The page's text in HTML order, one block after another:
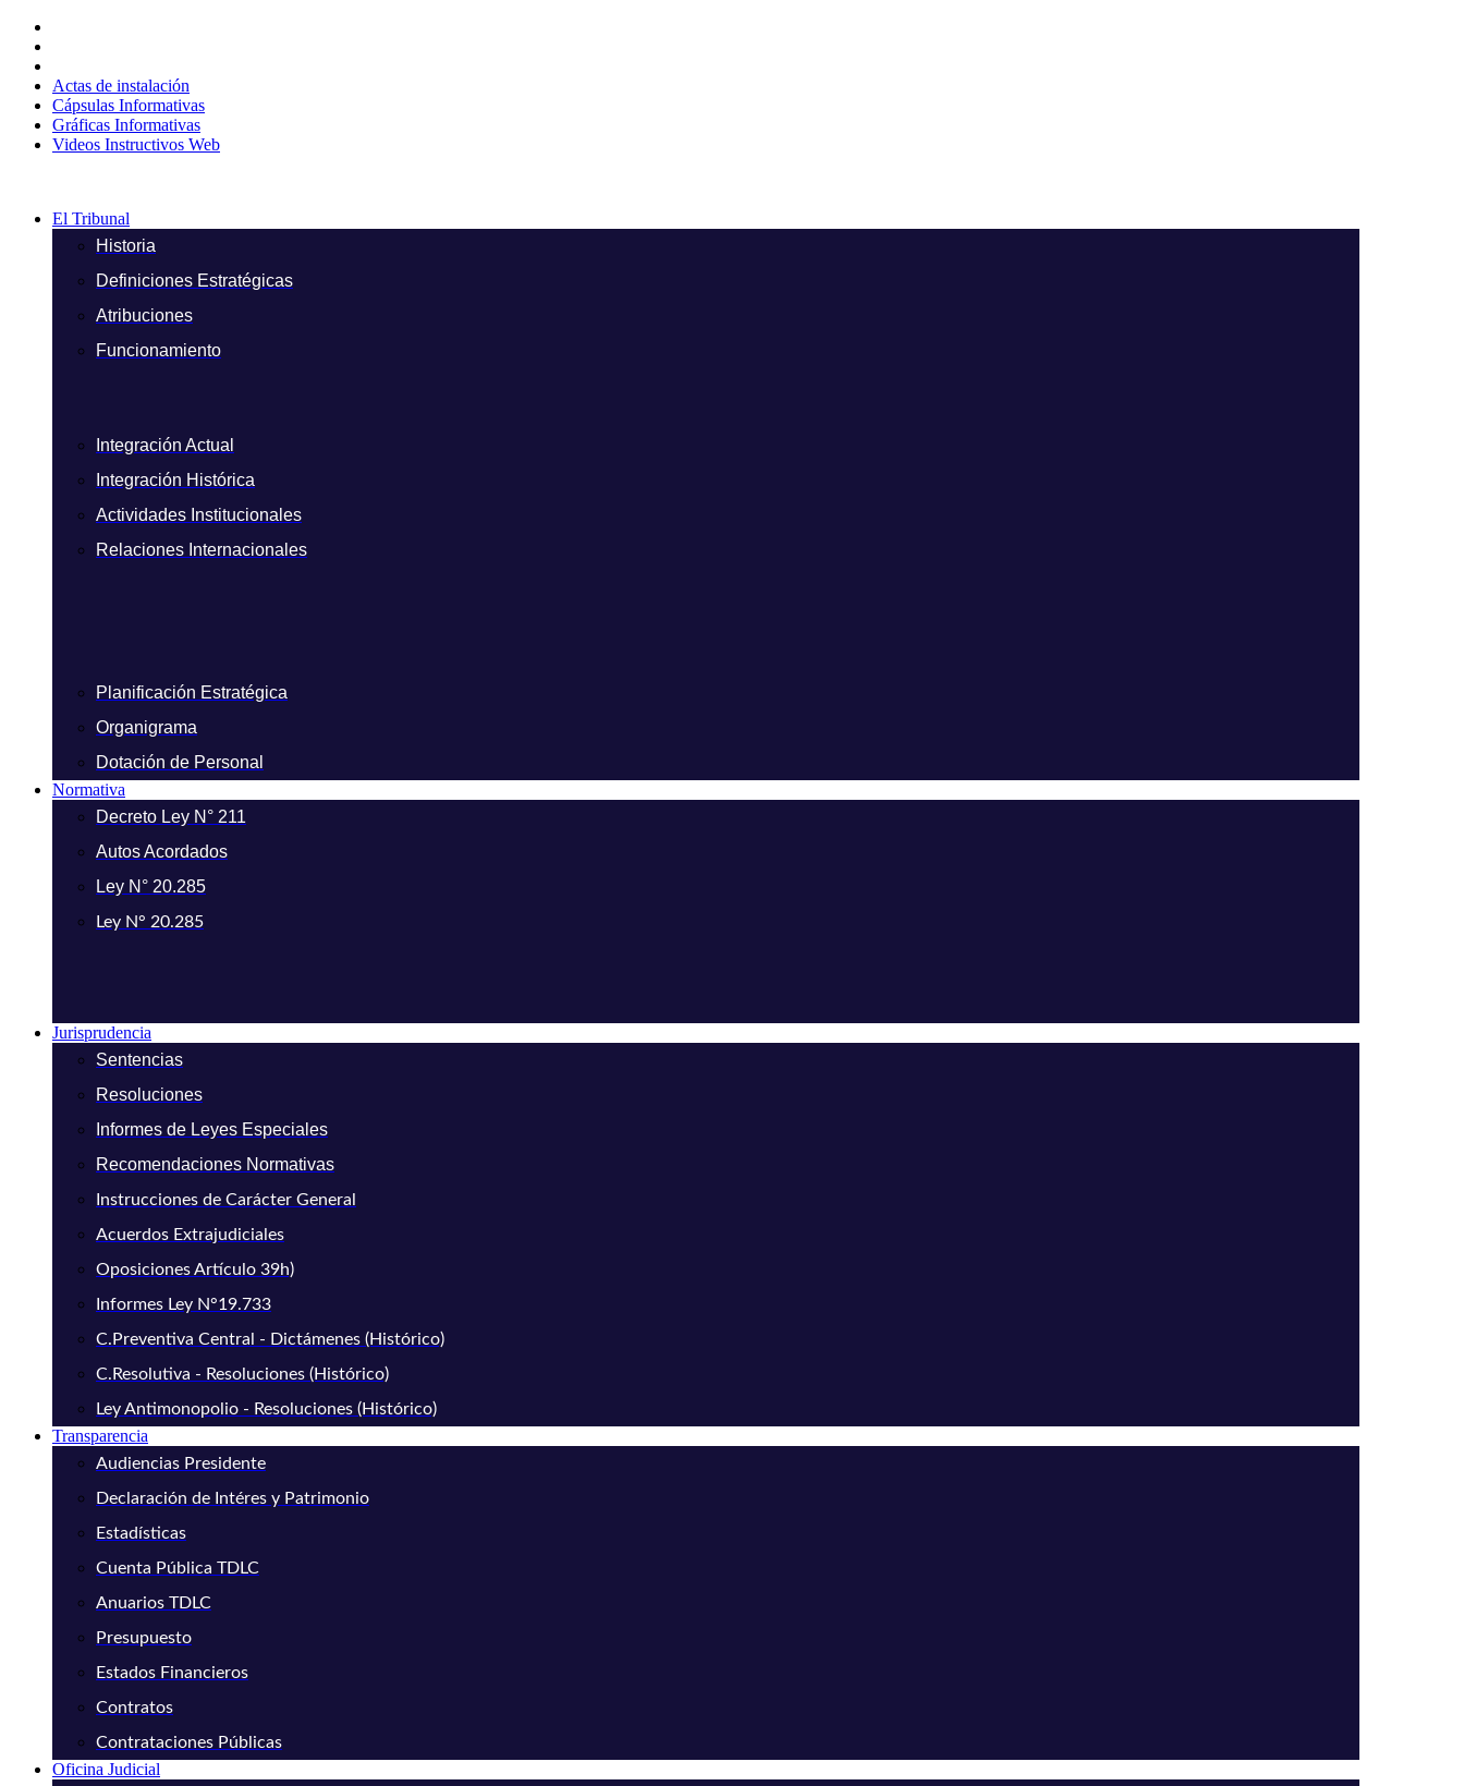
contenido
Actas de instalación
Cápsulas Informativas
Gráficas Informativas
Videos Instructivos Web
El Tribunal
Historia
Definiciones Estratégicas
Atribuciones
Funcionamiento
Integración Actual
Integración Histórica
Actividades Institucionales
Relaciones Internacionales
Planificación Estratégica
Organigrama
Dotación de Personal
Normativa
Decreto Ley N° 211
Autos Acordados
Ley N° 20.285
Ley N° 20.285
Jurisprudencia
Sentencias
Resoluciones
Informes de Leyes Especiales
Recomendaciones Normativas
Instrucciones de Carácter General
Acuerdos Extrajudiciales
Oposiciones Artículo 39h)
Informes Ley N°19.733
C.Preventiva Central - Dictámenes (Histórico)
C.Resolutiva - Resoluciones (Histórico)
Ley Antimonopolio - Resoluciones (Histórico)
Transparencia
Audiencias Presidente
Declaración de Intéres y Patrimonio
Estadísticas
Cuenta Pública TDLC
Anuarios TDLC
Presupuesto
Estados Financieros
Contratos
Contrataciones Públicas
Oficina Judicial